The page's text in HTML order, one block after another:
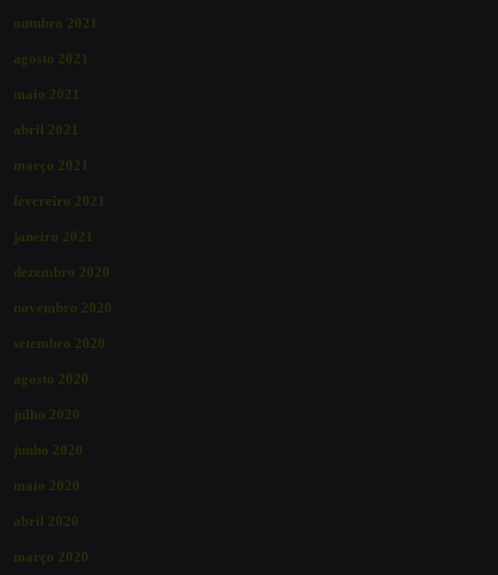
outubro 2021
agosto 2021
maio 2021
abril 2021
março 2021
fevereiro 2021
janeiro 2021
dezembro 2020
novembro 2020
setembro 2020
agosto 2020
julho 2020
junho 2020
maio 2020
abril 2020
março 2020